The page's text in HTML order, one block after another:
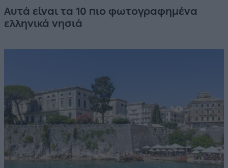
Αυτά είναι τα 10 πιο φωτογραφημένα
ελληνικά νησιά